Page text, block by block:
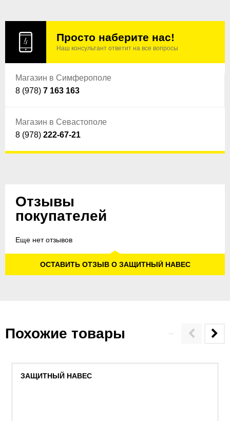
Просто наберите нас!
Наш консультант ответит на все вопросы
Магазин в Симферополе
8 (978) 7 163 163
Магазин в Севастополе
8 (978) 222-67-21
Отзывы
покупателей
Еще нет отзывов
ОСТАВИТЬ ОТЗЫВ О ЗАЩИТНЫЙ НАВЕС
Похожие товары
ЗАЩИТНЫЙ НАВЕС